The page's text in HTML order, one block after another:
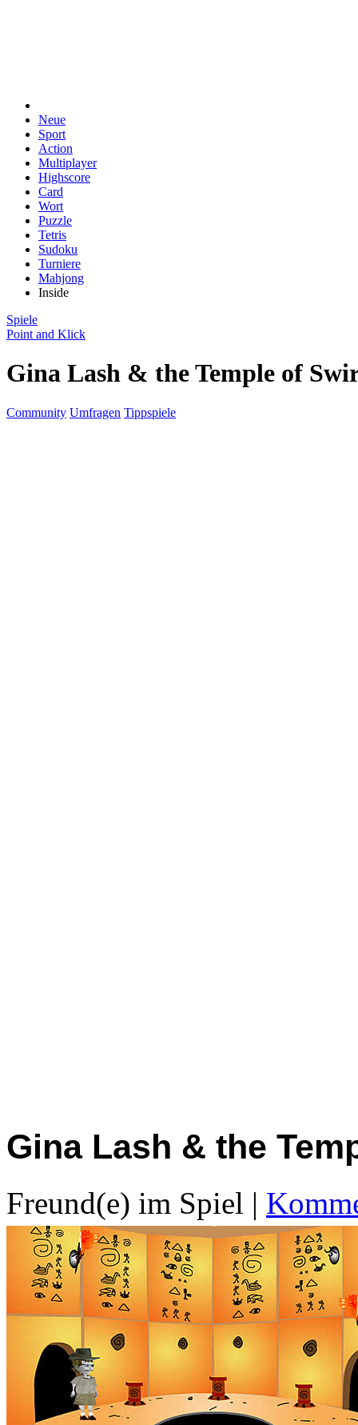
Neue
Sport
Action
Multiplayer
Highscore
Card
Wort
Puzzle
Tetris
Sudoku
Turniere
Mahjong
Inside
Spiele
Point and Klick
Gina Lash & the Temple of
Community Umfragen Tippspiele
Gina Lash & the
Freund(e) im Spiel |